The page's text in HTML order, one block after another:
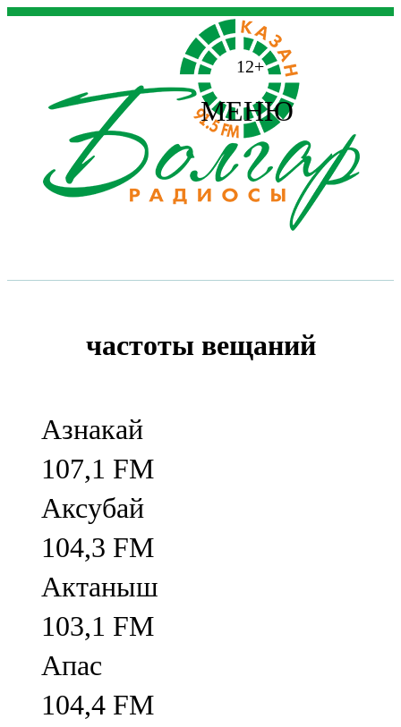
12+
МЕНЮ
частоты вещаний
Азнакай
107,1 FM
Аксубай
104,3 FM
Актаныш
103,1 FM
Апас
104,4 FM